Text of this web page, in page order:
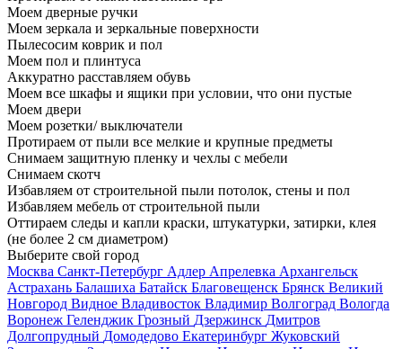
Моем дверные ручки
Моем зеркала и зеркальные поверхности
Пылесосим коврик и пол
Моем пол и плинтуса
Аккуратно расставляем обувь
Моем все шкафы и ящики при условии, что они пустые
Моем двери
Моем розетки/ выключатели
Протираем от пыли все мелкие и крупные предметы
Снимаем защитную пленку и чехлы с мебели
Снимаем скотч
Избавляем от строительной пыли потолок, стены и пол
Избавляем мебель от строительной пыли
Оттираем следы и капли краски, штукатурки, затирки, клея
(не более 2 см диаметром)
Выберите свой город
Москва Санкт-Петербург Адлер Апрелевка Архангельск
Астрахань Балашиха Батайск Благовещенск Брянск Великий
Новгород Видное Владивосток Владимир Волгоград Вологда
Воронеж Геленджик Грозный Дзержинск Дмитров
Долгопрудный Домодедово Екатеринбург Жуковский